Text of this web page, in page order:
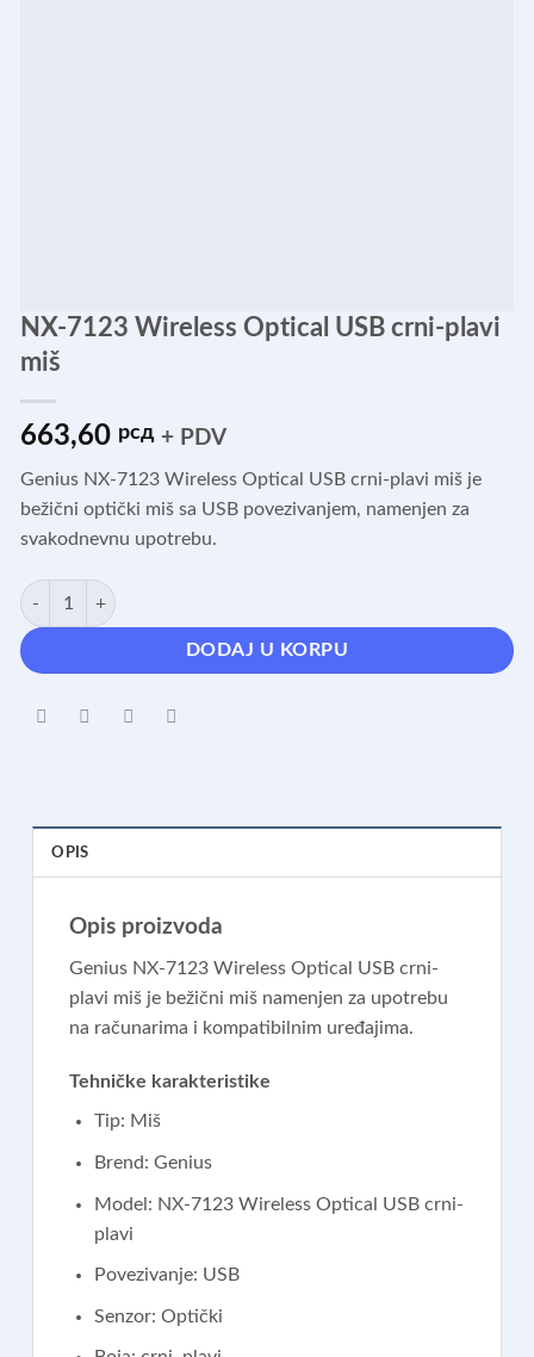
NX-7123 Wireless Optical USB crni-plavi
miš
663,60 рсд + PDV
Genius NX-7123 Wireless Optical USB crni-plavi miš je
bežični optički miš sa USB povezivanjem, namenjen za
svakodnevnu upotrebu.
NX-7123 Wireless Optical USB crni-plavi miš količina
DODAJ U KORPU
OPIS
Opis proizvoda
Genius NX-7123 Wireless Optical USB crni-
plavi miš je bežični miš namenjen za upotrebu
na računarima i kompatibilnim uređajima.
Tehničke karakteristike
Tip: Miš
Brend: Genius
Model: NX-7123 Wireless Optical USB crni-
plavi
Povezivanje: USB
Senzor: Optički